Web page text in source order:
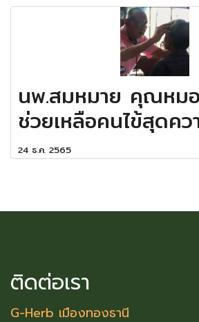
นพ.สมหมาย คุณหม
ช่วยเหลือคนไข้สุดคว
24 ธ.ค. 2565
ติดต่อเรา
G-Herb เมืองทองธานี